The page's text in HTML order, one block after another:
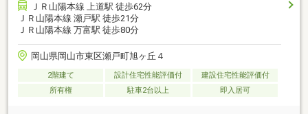
ＪＲ山陽本線 上道駅 徒歩62分
ＪＲ山陽本線 瀬戸駅 徒歩21分
ＪＲ山陽本線 万富駅 徒歩80分
岡山県岡山市東区瀬戸町旭ヶ丘４
2階建て 設計住宅性能評価付
建設住宅性能評価付
所有権
駐車2台以上 即入居可